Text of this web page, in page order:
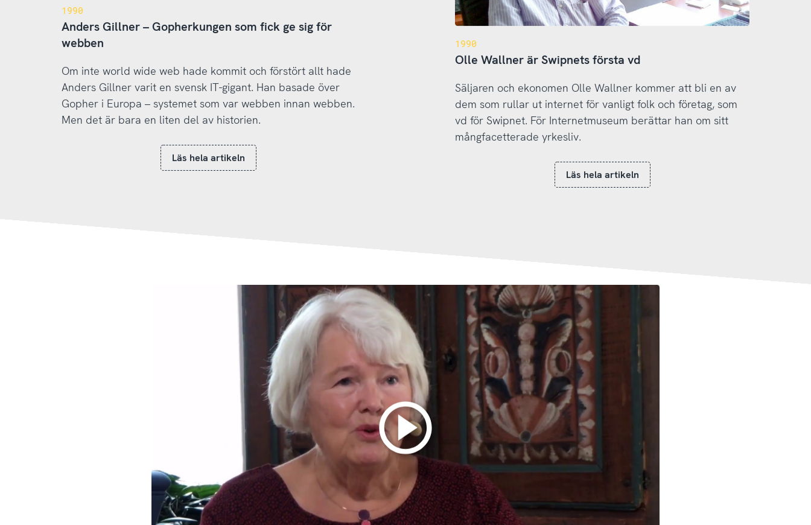
1990
Anders Gillner – Gopherkungen som fick ge sig för
webben
Om inte world wide web hade kommit och förstört allt hade
Anders Gillner varit en svensk IT-gigant. Han basade över
Gopher i Europa – systemet som var webben innan webben.
Men det är bara en liten del av historien.
Läs hela artikeln
1990
Olle Wallner är Swipnets första vd
Säljaren och ekonomen Olle Wallner kommer att bli en av
dem som rullar ut internet för vanligt folk och företag, som
vd för Swipnet. För Internetmuseum berättar han om sitt
mångfacetterade yrkesliv.
Läs hela artikeln